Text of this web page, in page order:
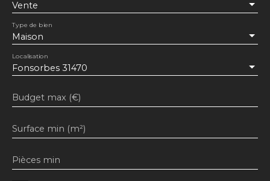
Vente
Maison
Type de bien
Fonsorbes 31470
Localisation
Budget max (€)
Surface min (m²)
Pièces min